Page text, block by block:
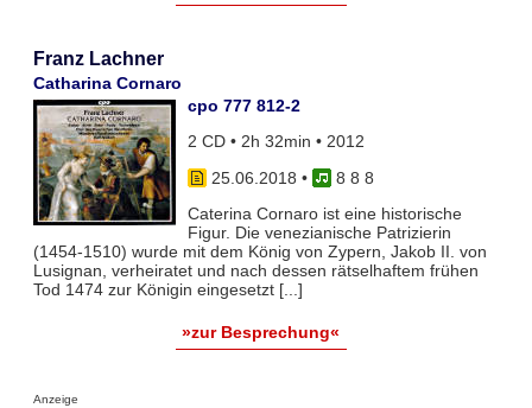
Franz Lachner
Catharina Cornaro
cpo 777 812-2
2 CD • 2h 32min • 2012
25.06.2018 •
8 8 8
Caterina Cornaro ist eine historische
Figur. Die venezianische Patrizierin
(1454-1510) wurde mit dem König von Zypern, Jakob II. von
Lusignan, verheiratet und nach dessen rätselhaftem frühen
Tod 1474 zur Königin eingesetzt [...]
»zur Besprechung«
Anzeige